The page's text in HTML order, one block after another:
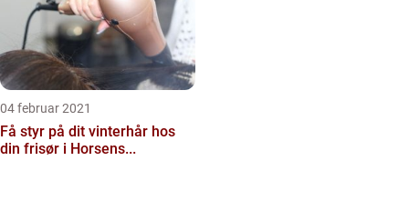
04 februar 2021
Få styr på dit vinterhår hos
din frisør i Horsens...